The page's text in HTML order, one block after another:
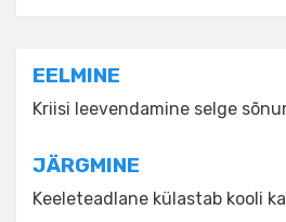
Navigeerimine
EELMINE
Kriisi leevendamine selge
JÄRGMINE
Keeleteadlane külastab kooli